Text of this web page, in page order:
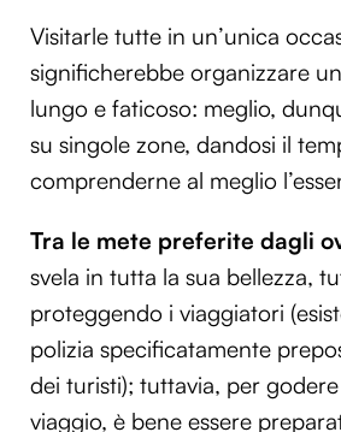
Visitarle tutte in un’unica
significherebbe organizzare
lungo e faticoso: meglio,
su singole zone, dandosi il
comprenderne al meglio
Tra le mete preferite dagli
svela in tutta la sua bellezza,
proteggendo i viaggiatori
polizia specificatamente
dei turisti); tuttavia, per
viaggio, è bene essere